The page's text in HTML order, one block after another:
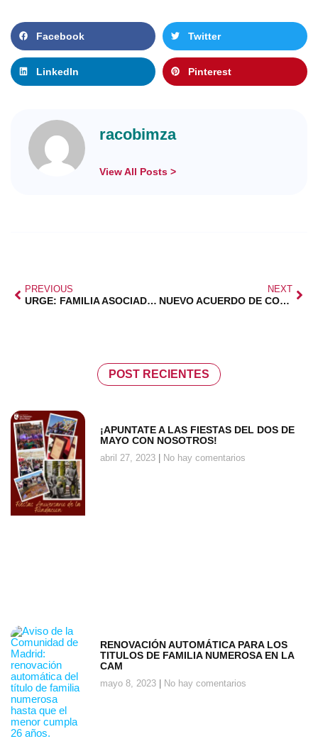
Facebook Twitter
LinkedIn Pinterest
racobimza
View All Posts >
PREVIOUS
URGE: FAMILIA ASOCIADA NECESITA VIVIENDA
NEXT
NUEVO ACUERDO DE COLABORACIÓN PLAN MAS FAMILIA
POST RECIENTES
¡APUNTATE A LAS FIESTAS DEL DOS DE
MAYO CON NOSOTROS!
abril 27, 2023 No hay comentarios
RENOVACIÓN AUTOMÁTICA PARA LOS
TITULOS DE FAMILIA NUMEROSA EN LA
CAM
mayo 8, 2023 No hay comentarios